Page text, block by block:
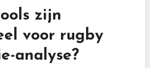
zijn
voor rugby
analyse?